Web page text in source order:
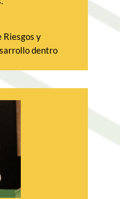
Riesgos y
dentro
Adjunto de
y
Adjunto de
Federal,